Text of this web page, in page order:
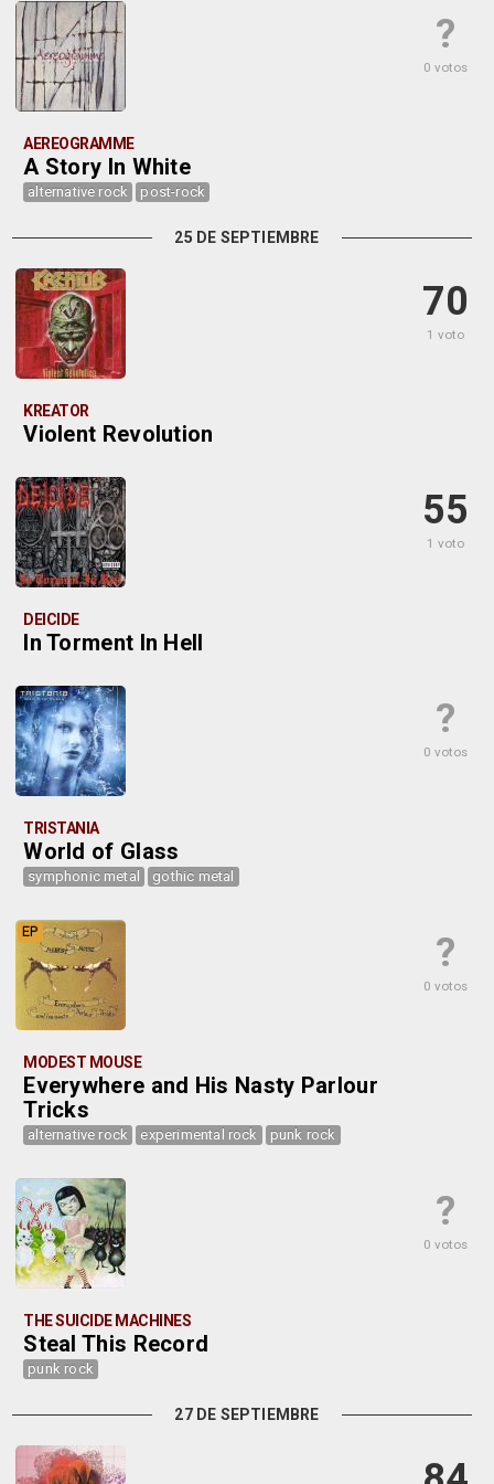
?
0 votos
AEREOGRAMME
A Story In White
alternative rock post-rock
25 DE SEPTIEMBRE
70
1 voto
KREATOR
Violent Revolution
55
1 voto
DEICIDE
In Torment In Hell
?
0 votos
TRISTANIA
World of Glass
symphonic metal gothic metal
?
0 votos
EP
MODEST MOUSE
Everywhere and His Nasty Parlour
Tricks
alternative rock experimental rock punk rock
?
0 votos
THE SUICIDE MACHINES
Steal This Record
punk rock
27 DE SEPTIEMBRE